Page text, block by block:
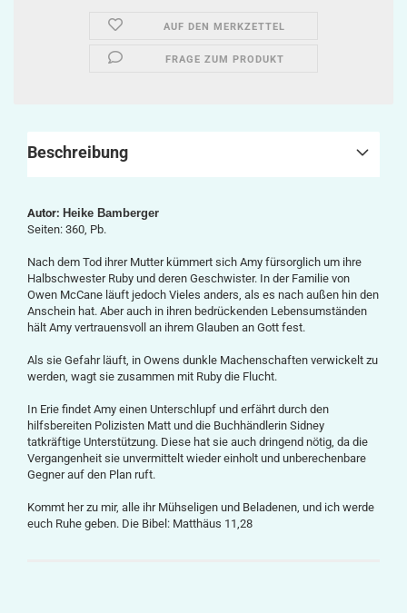
AUF DEN MERKZETTEL
FRAGE ZUM PRODUKT
Beschreibung
Autor: Heike Bamberger
Seiten: 360, Pb.
Nach dem Tod ihrer Mutter kümmert sich Amy fürsorglich um ihre
Halbschwester Ruby und deren Geschwister. In der Familie von
Owen McCane läuft jedoch Vieles anders, als es nach außen hin den
Anschein hat. Aber auch in ihren bedrückenden Lebensumständen
hält Amy vertrauensvoll an ihrem Glauben an Gott fest.
Als sie Gefahr läuft, in Owens dunkle Machenschaften verwickelt zu
werden, wagt sie zusammen mit Ruby die Flucht.
In Erie findet Amy einen Unterschlupf und erfährt durch den
hilfsbereiten Polizisten Matt und die Buchhändlerin Sidney
tatkräftige Unterstützung. Diese hat sie auch dringend nötig, da die
Vergangenheit sie unvermittelt wieder einholt und unberechenbare
Gegner auf den Plan ruft.
Kommt her zu mir, alle ihr Mühseligen und Beladenen, und ich werde
euch Ruhe geben. Die Bibel: Matthäus 11,28